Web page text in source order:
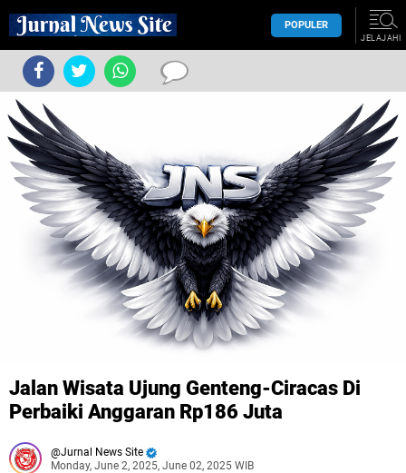
POPULER
JELAJAHI
Jalan Wisata Ujung Genteng-Ciracas Di
Perbaiki Anggaran Rp186 Juta
Jurnal News Site
Monday, June 2, 2025, June 02, 2025 WIB